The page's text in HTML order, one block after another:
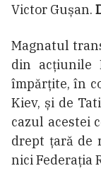
Victor Gușan.
Magnatul
din acțiunile
împărțite, în
Kiev, și de
cazul acestei
drept țară de
nici Federația